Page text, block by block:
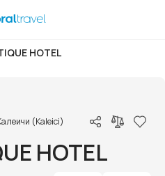
HOTEL
(Kaleici)
HOTEL